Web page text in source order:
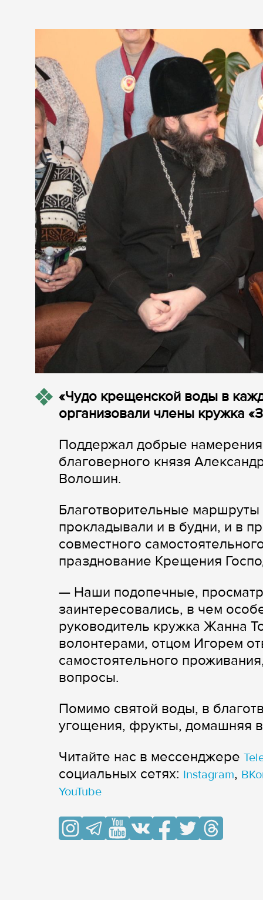
«Чудо крещенской воды в
организовали члены кружка
Поддержал добрые
благоверного князя
Волошин.
Благотворительные
прокладывали и в будни, и в
совместного
празднование Крещения
— Наши подопечные,
заинтересовались, в чем
руководитель кружка Жанна
волонтерами, отцом Игорем
самостоятельного
вопросы.
Помимо святой воды, в
угощения, фрукты, домашняя
Читайте нас в мессенджере
cоциальных сетях: Instagram,
YouTube